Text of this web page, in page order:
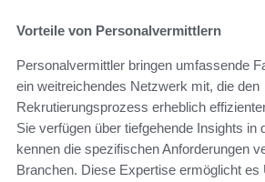
Vorteile von Personalvermittlern
Personalvermittler bringen umfassende
ein weitreichendes Netzwerk mit, die den
Rekrutierungsprozess erheblich
Sie verfügen über tiefgehende Insights in
kennen die spezifischen Anforderungen
Branchen. Diese Expertise ermöglicht es